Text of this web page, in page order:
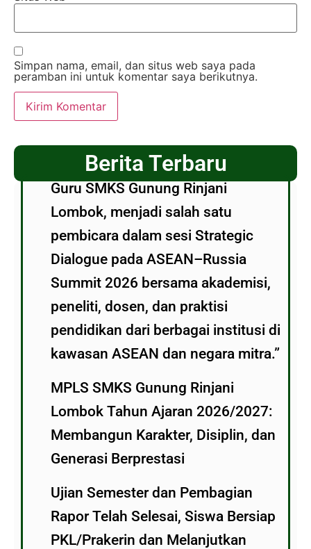
Simpan nama, email, dan situs web saya pada
peramban ini untuk komentar saya berikutnya.
Berita Terbaru
Guru SMKS Gunung Rinjani
Lombok, menjadi salah satu
pembicara dalam sesi Strategic
Dialogue pada ASEAN–Russia
Summit 2026 bersama akademisi,
peneliti, dosen, dan praktisi
pendidikan dari berbagai institusi di
kawasan ASEAN dan negara mitra.”
MPLS SMKS Gunung Rinjani
Lombok Tahun Ajaran 2026/2027:
Membangun Karakter, Disiplin, dan
Generasi Berprestasi
Ujian Semester dan Pembagian
Rapor Telah Selesai, Siswa Bersiap
PKL/Prakerin dan Melanjutkan